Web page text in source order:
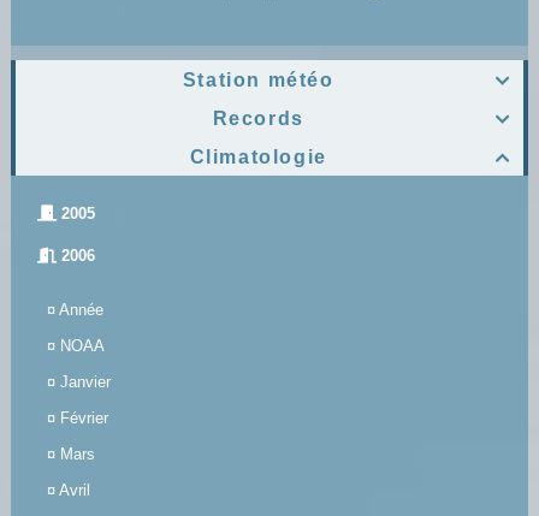

Station météo

Records

Climatologie
2005
2006
¤ Année
¤ NOAA
¤ Janvier
¤ Février
¤ Mars
¤ Avril